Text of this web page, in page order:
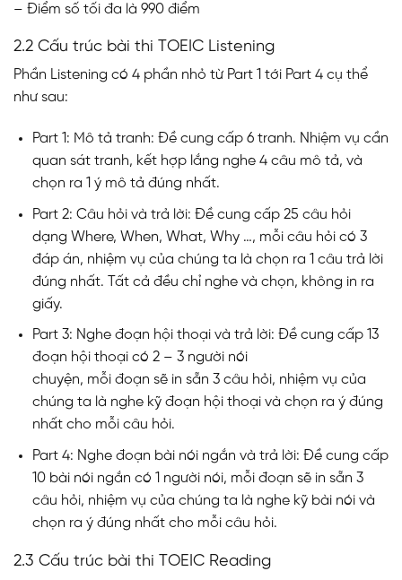
– Điểm số tối đa là 990 điểm
2.2 Cấu trúc bài thi TOEIC Listening
Phần Listening có 4 phần nhỏ từ Part 1 tới Part 4 cụ thể
như sau:
Part 1: Mô tả tranh: Đề cung cấp 6 tranh. Nhiệm vụ cần
quan sát tranh, kết hợp lắng nghe 4 câu mô tả, và
chọn ra 1 ý mô tả đúng nhất.
Part 2: Câu hỏi và trả lời: Đề cung cấp 25 câu hỏi
dạng Where, When, What, Why …, mỗi câu hỏi có 3
đáp án, nhiệm vụ của chúng ta là chọn ra 1 câu trả lời
đúng nhất. Tất cả đều chỉ nghe và chọn, không in ra
giấy.
Part 3: Nghe đoạn hội thoại và trả lời: Đề cung cấp 13
đoạn hội thoại có 2 – 3 người nói
chuyện, mỗi đoạn sẽ in sẵn 3 câu hỏi, nhiệm vụ của
chúng ta là nghe kỹ đoạn hội thoại và chọn ra ý đúng
nhất cho mỗi câu hỏi.
Part 4: Nghe đoạn bài nói ngắn và trả lời: Đề cung cấp
10 bài nói ngắn có 1 người nói, mỗi đoạn sẽ in sẵn 3
câu hỏi, nhiệm vụ của chúng ta là nghe kỹ bài nói và
chọn ra ý đúng nhất cho mỗi câu hỏi.
2.3 Cấu trúc bài thi TOEIC Reading